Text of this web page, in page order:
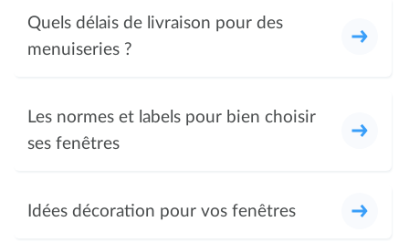
Quels délais de livraison pour des
menuiseries ?
Les normes et labels pour bien choisir
ses fenêtres
Idées décoration pour vos fenêtres